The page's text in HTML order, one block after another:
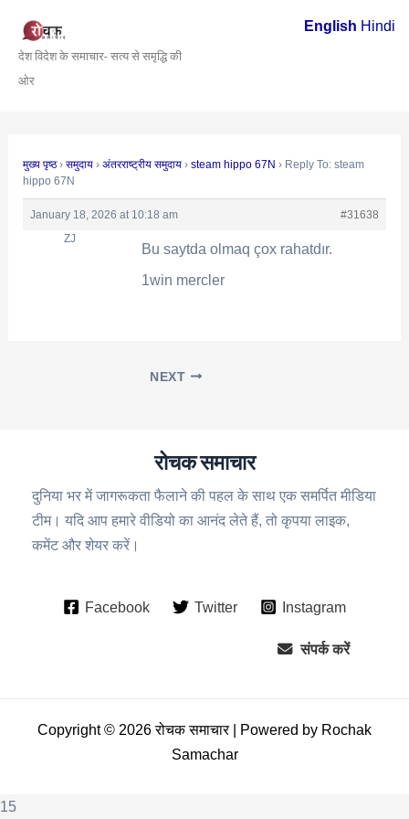
content
देश विदेश के समाचार- सत्य से समृद्धि की
ओर
मुख्य पृष्ठ › समुदाय › अंतरराष्ट्रीय समुदाय › steam hippo 67N › Reply To: steam
hippo 67N
January 18, 2026 at 10:18 am
#31638
ZJ
Bu saytda olmaq çox rahatdır.
1win mercler
navigation
NEXT
रोचक समाचार
दुनिया भर में जागरूकता फैलाने की पहल के साथ एक समर्पित मीडिया
टीम। यदि आप हमारे वीडियो का आनंद लेते हैं, तो कृपया लाइक,
कमेंट और शेयर करें।
Facebook Twitter Instagram
संपर्क करें
Copyright © 2026 रोचक समाचार | Powered by Rochak
Samachar
15
English Hindi